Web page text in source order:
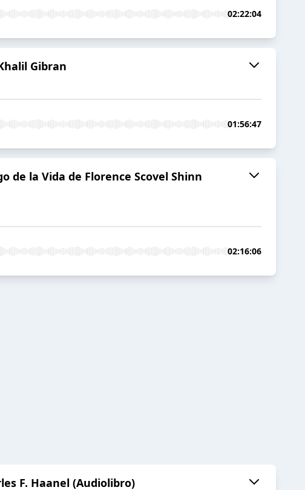
02:22:04
Gibran
01:56:47
de la Vida de Florence Scovel Shinn
02:16:06
F. Haanel (Audiolibro)